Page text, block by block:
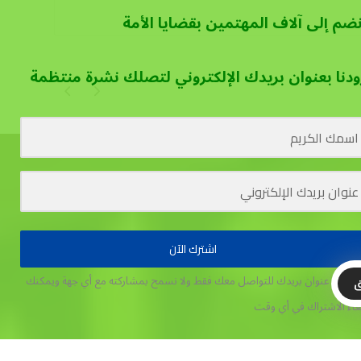
إلى آلاف المهتمين بقضايا الأمة
بعنوان بريدك الإلكتروني لتصلك نشرة منتظمة
اشترك الآن
عنوان بريدك للتواصل معك فقط ولا نسمح بمشاركته مع أي جهةويمكنك
الاشتراك في أي وقت